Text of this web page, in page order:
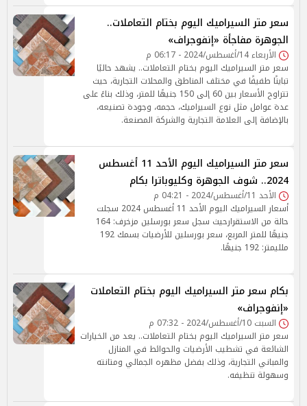
سعر متر السيراميك اليوم بختام التعاملات..
الجوهرة مفاجأة «إنفوجراف»
الأربعاء 14/أغسطس/2024 - 06:17 م
سعر متر السيراميك اليوم بختام التعاملات.. يشهد حاليًا
تباينًا طفيفًا في مختلف المناطق والمحلات التجارية، حيث
تتراوح الأسعار بين 60 إلى 150 جنيهًا للمتر، وذلك بناءً على
عدة عوامل مثل نوع السيراميك، حجمه، وجودة تصنيعه،
بالإضافة إلى العلامة التجارية والشركة المصنعة.
سعر متر السيراميك اليوم الأحد 11 أغسطس
2024.. شوف الجوهرة وكليوباترا بكام
الأحد 11/أغسطس/2024 - 04:21 م
أسعار السيراميك اليوم الأحد 11 أغسطس 2024 سجلت
حالة من الاستقرارحيث سجل سعر بورسلين مزخرف: 164
جنيهًا للمتر المربع، سعر بورسلين للأرضيات بسمك 192
ملليمتر: 192 جنيهًا.
بكام سعر متر السيراميك اليوم بختام التعاملات
«إنفوجراف»
السبت 10/أغسطس/2024 - 07:32 م
سعر متر السيراميك اليوم بختام التعاملات.. يعد من الخيارات
الشائعة في تشطيب الأرضيات والحوائط في المنازل
والمباني التجارية، وذلك بفضل مظهره الجمالي ومتانته
وسهولة تنظيفه.